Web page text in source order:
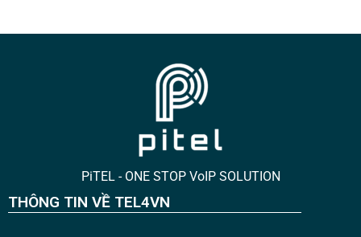
PiTEL - ONE STOP VoIP SOLUTION
THÔNG TIN VỀ TEL4VN